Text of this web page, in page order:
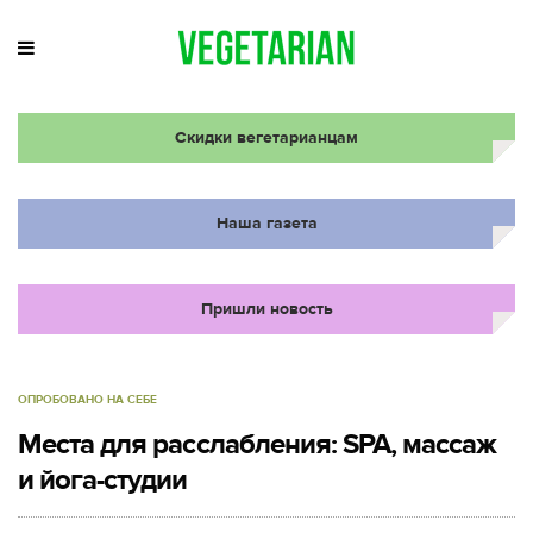
Скидки вегетарианцам
Наша газета
Пришли новость
ОПРОБОВАНО НА СЕБЕ
Места для расслабления: SPA, массаж
и йога-студии